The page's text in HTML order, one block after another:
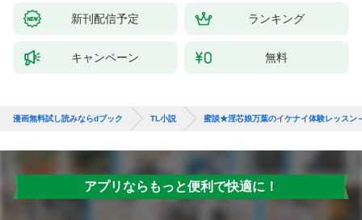
新刊配信予定 ランキング
キャンペーン 無料
漫画無料試し読みならdブック TL小説 蜜談★淫芯娘万葉のイケナイ体験レッスン
アプリならもっと便利で快適に！